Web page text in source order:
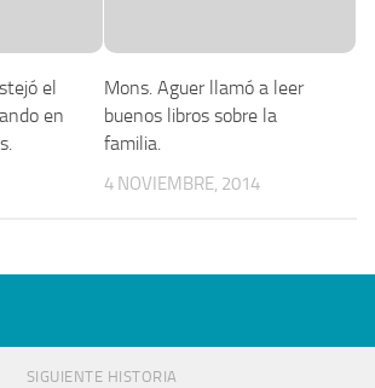
el
en
Mons. Aguer llamó a leer
buenos libros sobre la
familia.
4 NOVIEMBRE, 2014
SIGUIENTE HISTORIA